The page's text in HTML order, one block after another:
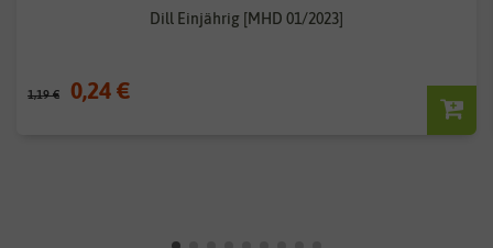
Dill Einjährig [MHD 01/2023]
1,19 € 0,24 €